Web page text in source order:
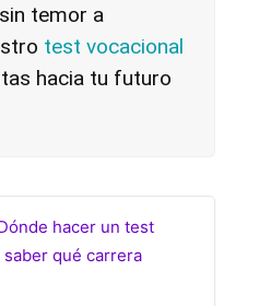
temor a
test vocacional
hacia tu futuro
hacer un test
qué carrera